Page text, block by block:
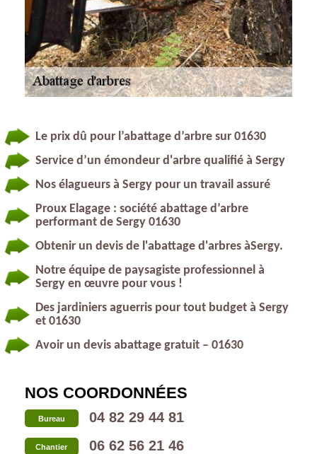
Le prix dû pour l’abattage d’arbre sur 01630
Service d’un émondeur d'arbre qualifié à Sergy
Nos élagueurs à Sergy pour un travail assuré
Proux Elagage : société abattage d’arbre
performant de Sergy 01630
Obtenir un devis de l'abattage d'arbres àSergy.
Notre équipe de paysagiste professionnel à
Sergy en œuvre pour vous !
Des jardiniers aguerris pour tout budget à Sergy
et 01630
Avoir un devis abattage gratuit – 01630
NOS COORDONNÉES
Bureau 04 82 29 44 81
Chantier 06 62 56 21 46